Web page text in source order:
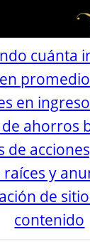
cuánta
en
ahorros
de
raíces y
de
contenido